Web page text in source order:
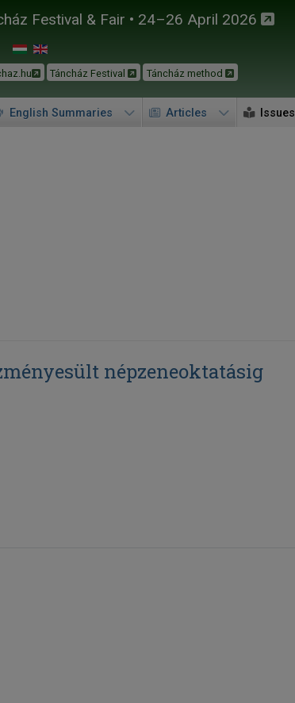
Festival & Fair • 24–26 April 2026
Táncház Festival Táncház method
English Summaries Articles Issues
népzeneoktatásig